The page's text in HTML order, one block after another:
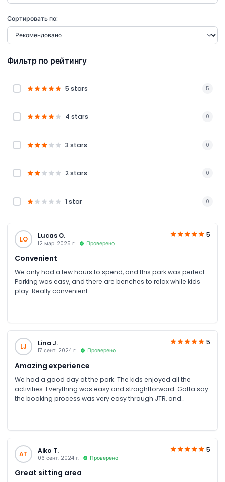
Сортировать по:
Фильтр по рейтингу
5 stars 5
4 stars 0
3 stars 0
2 stars 0
1 star 0
LO Lucas O.
12 мар. 2025 г. Проверено
5
Convenient
We only had a few hours to spend, and this park was perfect.
Parking was easy, and there are benches to relax while kids
play. Really convenient.
LJ Lina J.
17 сент. 2024 г. Проверено
5
Amazing experience
We had a good day at the park. The kids enjoyed all the
activities. Everything was easy and straightforward. Gotta say
the booking process was very easy through JTR, and
AT Aiko T.
06 сент. 2024 г. Проверено
5
Great sitting area